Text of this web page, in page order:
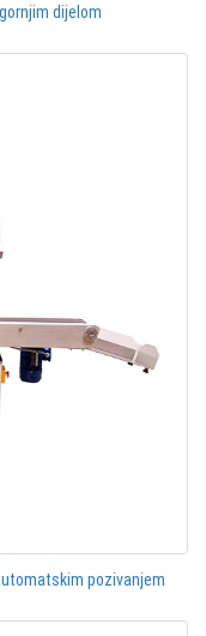
dijelom
pozivanjem